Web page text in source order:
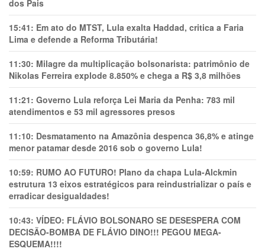
dos Pais
15:41: Em ato do MTST, Lula exalta Haddad, critica a Faria
Lima e defende a Reforma Tributária!
11:30: Milagre da multiplicação bolsonarista: patrimônio de
Nikolas Ferreira explode 8.850% e chega a R$ 3,8 milhões
11:21: Governo Lula reforça Lei Maria da Penha: 783 mil
atendimentos e 53 mil agressores presos
11:10: Desmatamento na Amazônia despenca 36,8% e atinge
menor patamar desde 2016 sob o governo Lula!
10:59: RUMO AO FUTURO! Plano da chapa Lula-Alckmin
estrutura 13 eixos estratégicos para reindustrializar o país e
erradicar desigualdades!
10:43: VÍDEO: FLÁVIO BOLSONARO SE DESESPERA COM
DECISÃO-BOMBA DE FLÁVIO DINO!!! PEGOU MEGA-
ESQUEMA!!!!